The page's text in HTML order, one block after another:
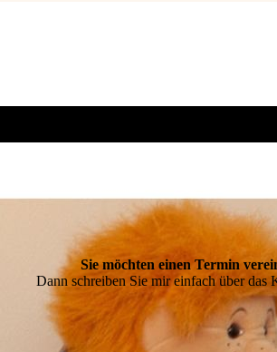
Sie möchten einen Termin
Dann schreiben Sie mir einfach über das